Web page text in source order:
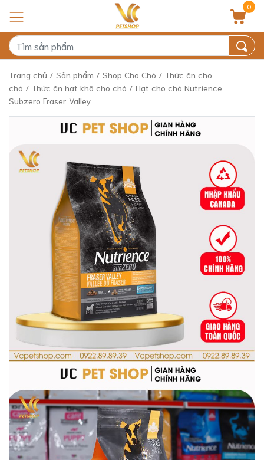
0
Trang chủ / Sản phẩm / Shop Cho Chó / Thức ăn cho
chó / Thức ăn hạt khô cho chó / Hạt cho chó Nutrience
Subzero Fraser Valley